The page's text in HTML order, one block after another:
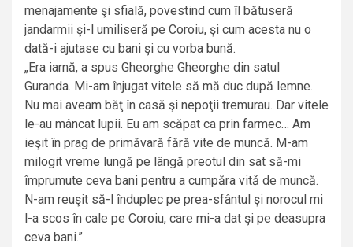
menajamente şi sfială, povestind cum îl bătuseră
jandarmii şi-l umiliseră pe Coroiu, şi cum acesta nu o
dată-i ajutase cu bani şi cu vorba bună.
„Era iarnă, a spus Gheorghe Gheorghe din satul
Guranda. Mi-am înjugat vitele să mă duc după lemne.
Nu mai aveam băţ în casă şi nepoţii tremurau. Dar vitele
le-au mâncat lupii. Eu am scăpat ca prin farmec… Am
ieşit în prag de primăvară fără vite de muncă. M-am
milogit vreme lungă pe lângă preotul din sat să-mi
împrumute ceva bani pentru a cumpăra vitǎ de muncă.
N-am reuşit să-l înduplec pe prea-sfântul şi norocul mi
l-a scos în cale pe Coroiu, care mi-a dat şi pe deasupra
ceva bani.”